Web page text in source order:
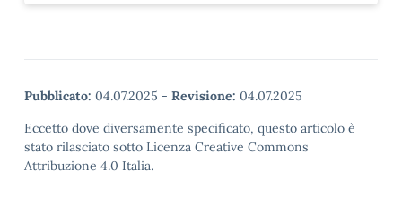
Pubblicato: 04.07.2025 - Revisione: 04.07.2025
Eccetto dove diversamente specificato, questo articolo è
stato rilasciato sotto Licenza Creative Commons
Attribuzione 4.0 Italia.